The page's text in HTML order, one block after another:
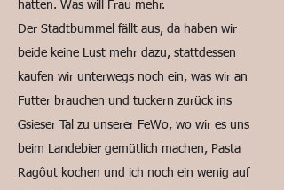
hatten. Was will Frau mehr.
Der Stadtbummel fällt aus, da haben wir
beide keine Lust mehr dazu, stattdessen
kaufen wir unterwegs noch ein, was wir an
Futter brauchen und tuckern zurück ins
Gsieser Tal zu unserer FeWo, wo wir es uns
beim Landebier gemütlich machen, Pasta
Ragôut kochen und ich noch ein wenig auf